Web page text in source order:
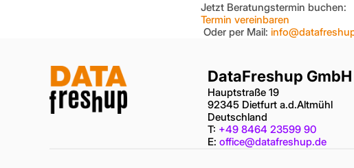
Jetzt Beratungstermin buchen:
Termin vereinbaren
Oder per Mail:
DataFreshup GmbH
Hauptstraße 19
92345 Dietfurt a.d.Altmühl
Deutschland
T: +49 8464 23599 90
E: office@datafreshup.de